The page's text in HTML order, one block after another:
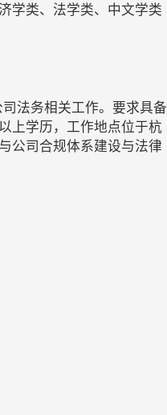
学类、法学类、中文学类
法务相关工作。要求具备
上学历，工作地点位于杭
公司合规体系建设与法律